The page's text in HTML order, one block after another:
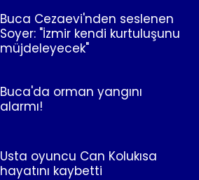
Buca Cezaevi'nden seslenen
Soyer: "İzmir kendi kurtuluşunu
müjdeleyecek"
Buca'da orman yangını
alarmı!
Usta oyuncu Can Kolukısa
hayatını kaybetti